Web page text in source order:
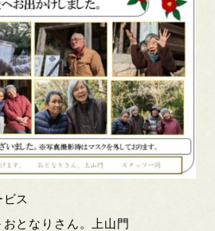
ス
となりさん。上山門